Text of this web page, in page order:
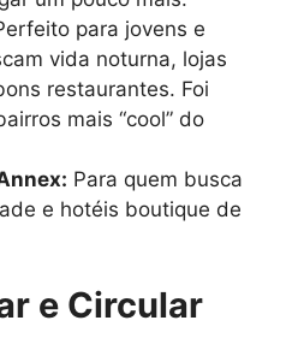
para jovens e
vida noturna, lojas
restaurantes. Foi
mais “cool” do
Para quem busca
e hotéis boutique de
e Circular